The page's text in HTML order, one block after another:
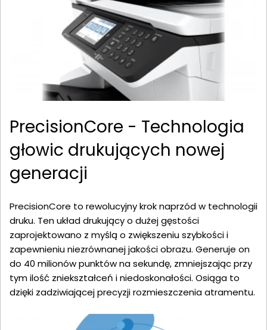
PrecisionCore - Technologia
głowic drukujących nowej
generacji
PrecisionCore to rewolucyjny krok naprzód w technologii
druku. Ten układ drukujący o dużej gęstości
zaprojektowano z myślą o zwiększeniu szybkości i
zapewnieniu niezrównanej jakości obrazu. Generuje on
do 40 milionów punktów na sekundę, zmniejszając przy
tym ilość zniekształceń i niedoskonałości. Osiąga to
dzięki zadziwiającej precyzji rozmieszczenia atramentu.